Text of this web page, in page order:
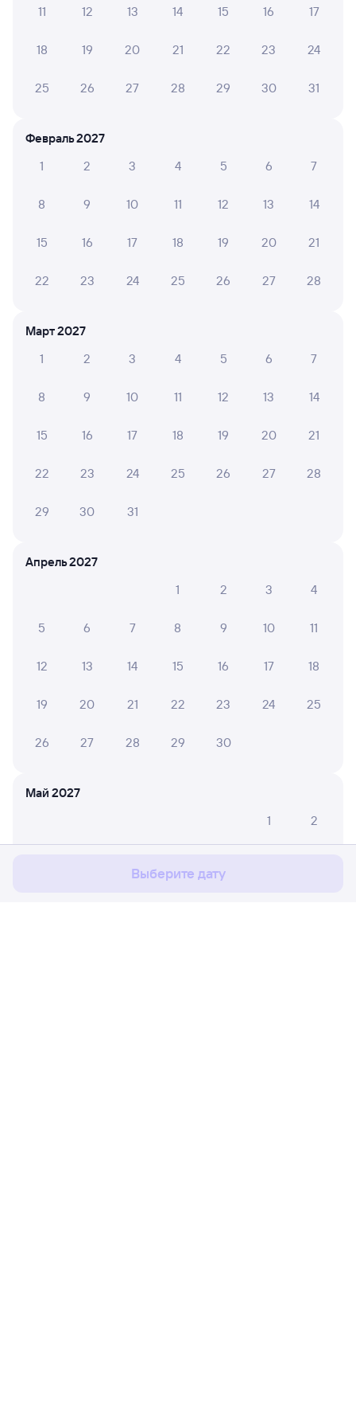
А ещё здесь можно найти
Обратные билеты из Богоявленска
в Милославское
Билеты на поезд в Милославское
11 12 13 14 15 16 17
18 19 20 21 22 23 24
25 26 27 28 29 30 31
Февраль 2027
1
2 3 4 5 6 7
8 9 10 11 12 13 14
15 16 17 18 19 20 21
22 23 24 25 26 27 28
Март 2027
1
2 3 4 5 6 7
8 9 10 11 12 13 14
15 16 17 18 19 20 21
22 23 24 25 26 27 28
29 30 31
Апрель 2027
1
2 3 4
5 6 7 8 9 10 11
12 13 14 15 16 17 18
19 20 21 22 23 24 25
26 27 28 29 30
Май 2027
1
2
Выберите дату